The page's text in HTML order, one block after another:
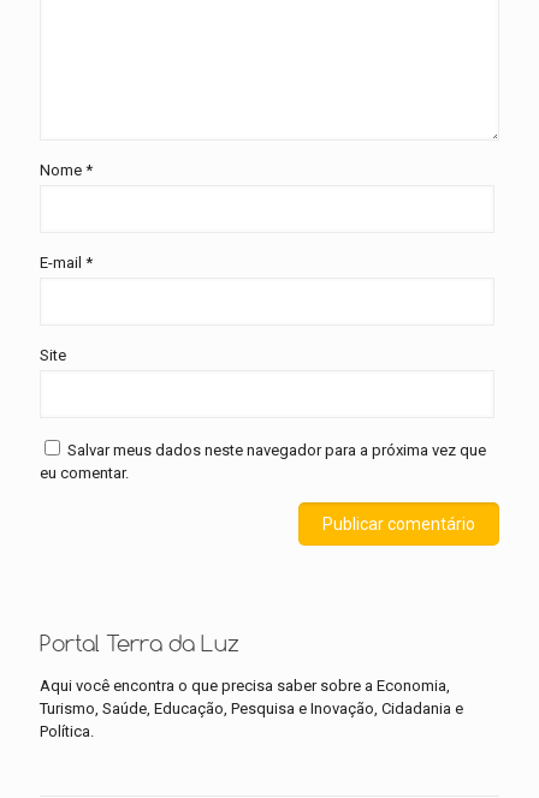
Nome *
E-mail *
Site
Salvar meus dados neste navegador para a próxima vez que
eu comentar.
Portal Terra da Luz
Aqui você encontra o que precisa saber sobre a Economia,
Turismo, Saúde, Educação, Pesquisa e Inovação, Cidadania e
Política.